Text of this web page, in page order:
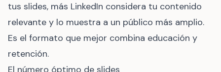
tus slides, más LinkedIn considera tu contenido
relevante y lo muestra a un público más amplio.
Es el formato que mejor combina educación y
retención.
El número óptimo de slides